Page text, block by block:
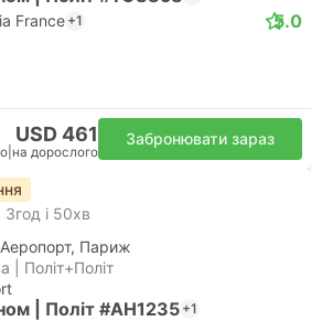
France +1 5.0
USD 461
на дорослого
Забронювати зараз
3год і 50хв
Париж
| Політ+Політ
| Політ #AH1235 +1